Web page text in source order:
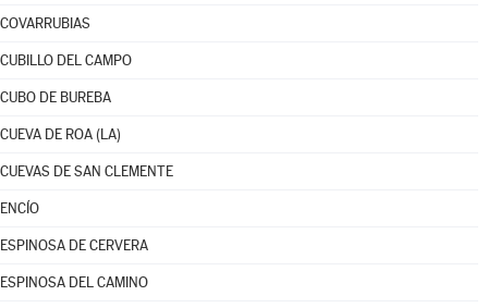
COVARRUBIAS
CUBILLO DEL CAMPO
CUBO DE BUREBA
CUEVA DE ROA (LA)
CUEVAS DE SAN CLEMENTE
ENCÍO
ESPINOSA DE CERVERA
ESPINOSA DEL CAMINO